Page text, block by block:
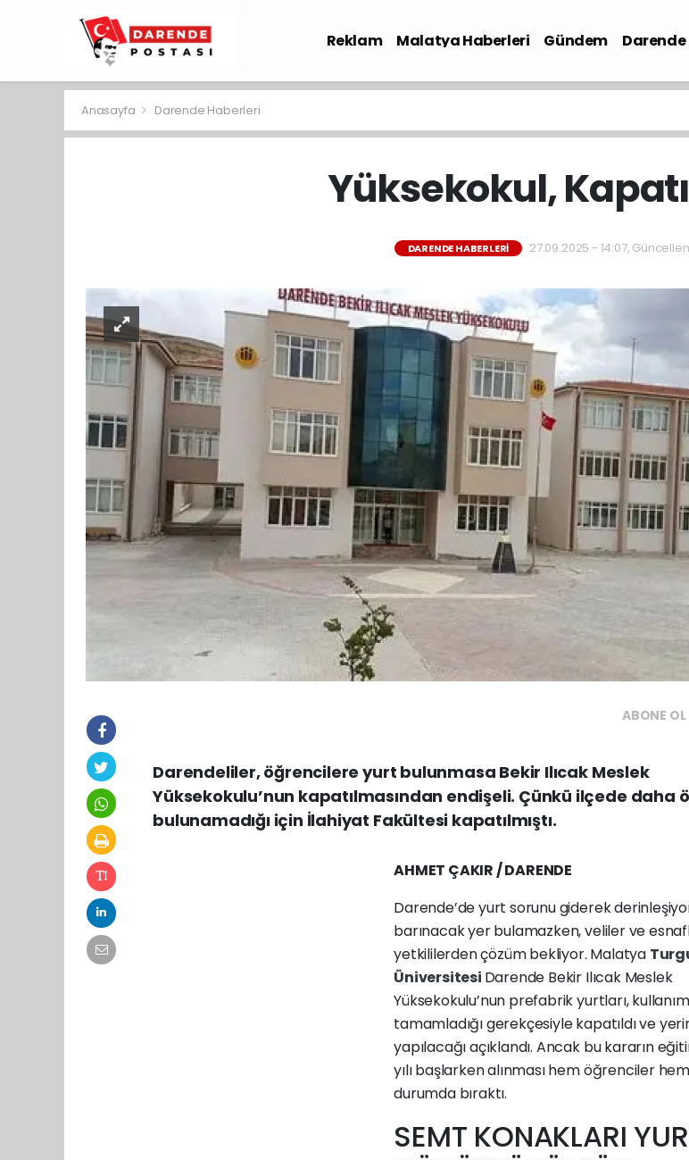
Reklam Malatya Haberleri Gündem
Anasayfa Darende Haberleri
Yüksekokul,
DARENDE HABERLERI 27.09.2025 - 14:07,
ABONE OL
Darendeliler, öğrencilere yurt bulunmasa Bekir Ilıcak Meslek
Yüksekokulu’nun kapatılmasından endişeli. Çünkü ilçede daha
bulunamadığı için İlahiyat Fakültesi kapatılmıştı.
AHMET ÇAKIR / DARENDE
Darende’de yurt sorunu giderek
barınacak yer bulamazken, veliler ve
yetkililerden çözüm bekliyor. Malatya
Üniversitesi Darende Bekir Ilıcak Meslek
Yüksekokulu’nun prefabrik yurtları,
tamamladığı gerekçesiyle kapatıldı ve
yapılacağı açıklandı. Ancak bu kararın
yılı başlarken alınması hem öğrenciler
durumda bıraktı.
SEMT KONAKLARI